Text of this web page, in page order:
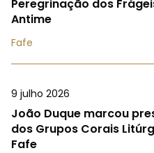
Peregrinação dos
Antime
Fafe
9 julho 2026
João Duque marcou
dos Grupos Corais
Fafe